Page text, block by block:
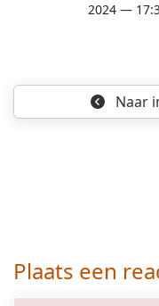
2024 —
Naar
Plaats een